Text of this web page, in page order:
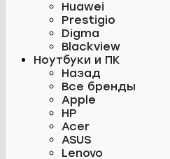
Huawei
Prestigio
Digma
Blackview
Ноутбуки и ПК
Назад
Все бренды
Apple
HP
Acer
ASUS
Lenovo